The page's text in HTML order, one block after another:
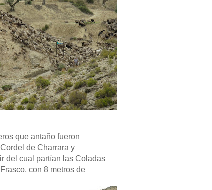
que antaño fueron
de Charrara y
del cual partían las Coladas
con 8 metros de